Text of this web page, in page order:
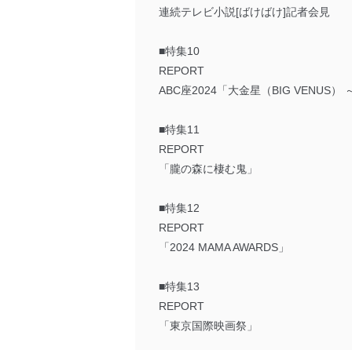
連続テレビ小説[ばけばけ]記者会見
■特集10
REPORT
ABC座2024「大金星（BIG VENUS）
■特集11
REPORT
「朧の森に棲む鬼」
■特集12
REPORT
「2024 MAMA AWARDS」
■特集13
REPORT
「東京国際映画祭」